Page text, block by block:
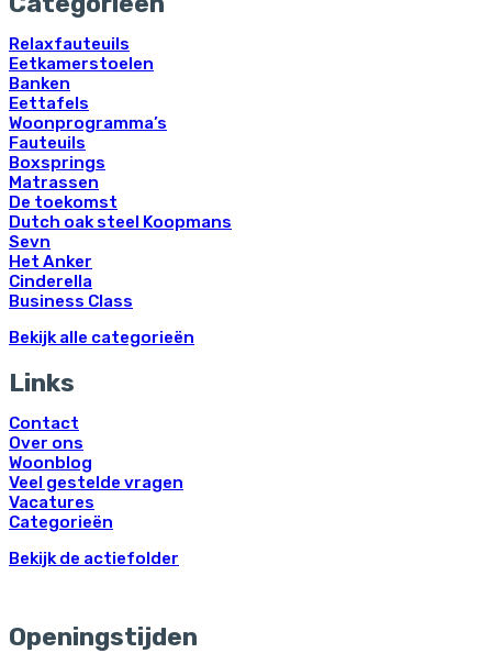
Relaxfauteuils
Eetkamerstoelen
Banken
Eettafels
Woonprogramma’s
Fauteuils
Boxsprings
Matrassen
De toekomst
Dutch oak steel Koopmans
Sevn
Het Anker
Cinderella
Business Class
Bekijk alle categorieën
Links
Contact
Over ons
Woonblog
Veel gestelde vragen
Vacatures
Categorieën
Bekijk de actiefolder
Openingstijden